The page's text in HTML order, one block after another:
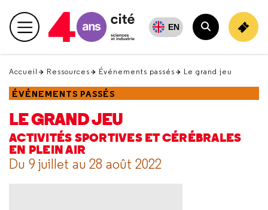
en
haut Menu principal EN
Rechercher
Accueil Ressources Événements passés Le grand jeu
ÉVÉNEMENTS PASSÉS
LE GRAND JEU
ACTIVITÉS SPORTIVES ET CÉRÉBRALES
EN PLEIN AIR
Du 9 juillet au 28 août 2022